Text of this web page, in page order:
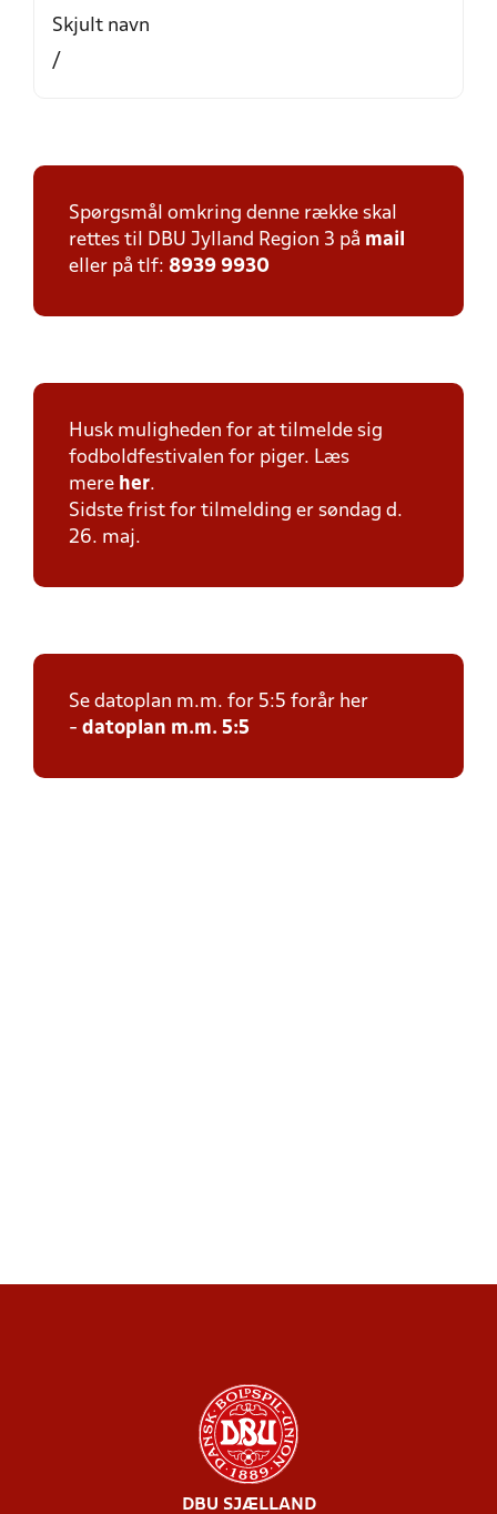
Skjult navn
/
Spørgsmål omkring denne række skal
rettes til DBU Jylland Region 3 på mail
eller på tlf: 8939 9930
Husk muligheden for at tilmelde sig
fodboldfestivalen for piger. Læs
mere her.
Sidste frist for tilmelding er søndag d.
26. maj.
Se datoplan m.m. for 5:5 forår her
- datoplan m.m. 5:5
DBU SJÆLLAND